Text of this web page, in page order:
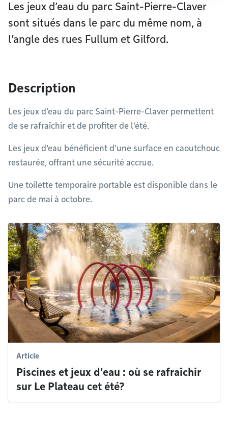
Les jeux d’eau du parc Saint-Pierre-Claver
sont situés dans le parc du même nom, à
l’angle des rues Fullum et Gilford.
Description
Les jeux d’eau du parc Saint-Pierre-Claver permettent
de se rafraîchir et de profiter de l’été.
Les jeux d'eau bénéficient d'une surface en caoutchouc
restaurée, offrant une sécurité accrue.
Une toilette temporaire portable est disponible dans le
parc de mai à octobre.
Article
Piscines et jeux d'eau : où se rafraîchir
sur Le Plateau cet été?